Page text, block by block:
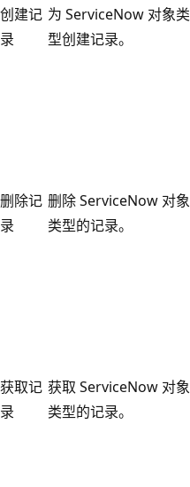
创建记
录
为 ServiceNow 对象类
型创建记录。
删除记
录
删除 ServiceNow 对象
类型的记录。
获取记
录
获取 ServiceNow 对象
类型的记录。